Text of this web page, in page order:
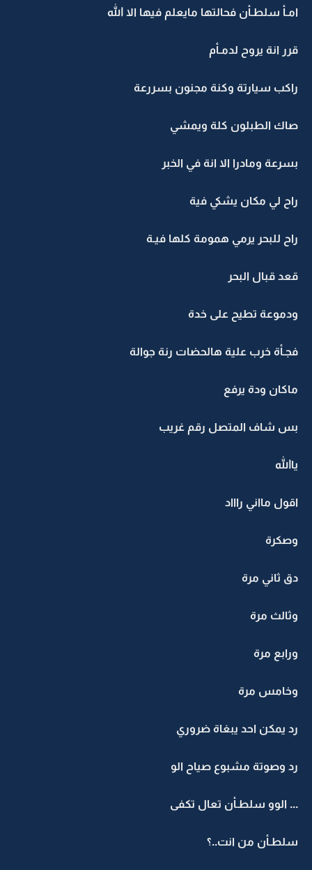
امـأ سلطـأن فحالتها مايعلم فيها الا الله
قرر انة يروح لدمـأم
راكب سيارتة وكنة مجنون بسررعة
صاك الطبلون كلة ويمشي
بسرعة ومادرا الا انة في الخبر
راح لي مكان يشكي فية
راح للبحر يرمي همومة كلها فيـة
قعد قبال البحر
ودموعة تطيح على خدة
فجـأة خرب علية هالحضات رنة جوالة
ماكان ودة يرفع
بس شاف المتصل رقم غريب
ياالله
اقول مااني راااد
وصكرة
دق ثاني مرة
وثالث مرة
ورابع مرة
وخامس مرة
رد يمكن احد يبغاة ضروري
رد وصوتة مشبوع صياح الو
... الوو سلطـأن تعال تكفى
سلطـأن من انت..؟